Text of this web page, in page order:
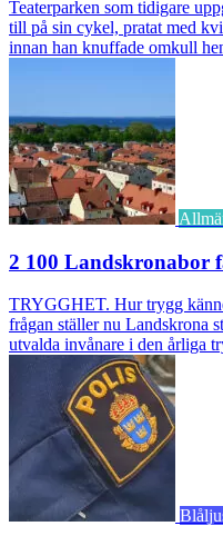
Teaterparken som tidigare
till på sin cykel, pratat med
innan han knuffade omkull
2 100 Landskronabor
TRYGGHET. Hur trygg
frågan ställer nu Landskrona
utvalda invånare i den årliga